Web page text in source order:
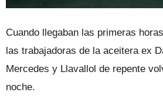
Cuando llegaban las primeras
las trabajadoras de la aceitera ex
Mercedes y Llavallol de repente
noche.